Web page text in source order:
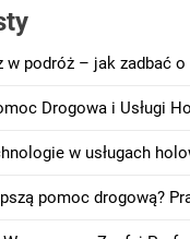
w podróż – jak zadbać
Drogowa i Usługi
w usługach
pomoc drogową?